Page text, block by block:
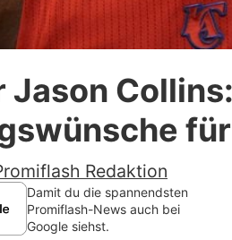
Impressum
Utiq
Jason Collins:
Redaktion
Damit du die spannendsten
Promiflash-News auch bei
Google siehst.